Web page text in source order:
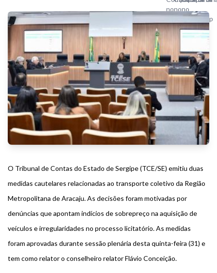
O Tribunal de Contas do Estado de Sergipe (TCE/SE) emitiu duas
medidas cautelares relacionadas ao transporte coletivo da Região
Metropolitana deAracaju. As decisões foram motivadas por
denúncias que apontam indícios de sobrepreço na aquisição de
veículos e irregularidades no processo licitatório. As medidas
foram aprovadas durante sessão plenária desta quinta-feira (31) e
tem como relator o conselheiro relator Flávio Conceição.